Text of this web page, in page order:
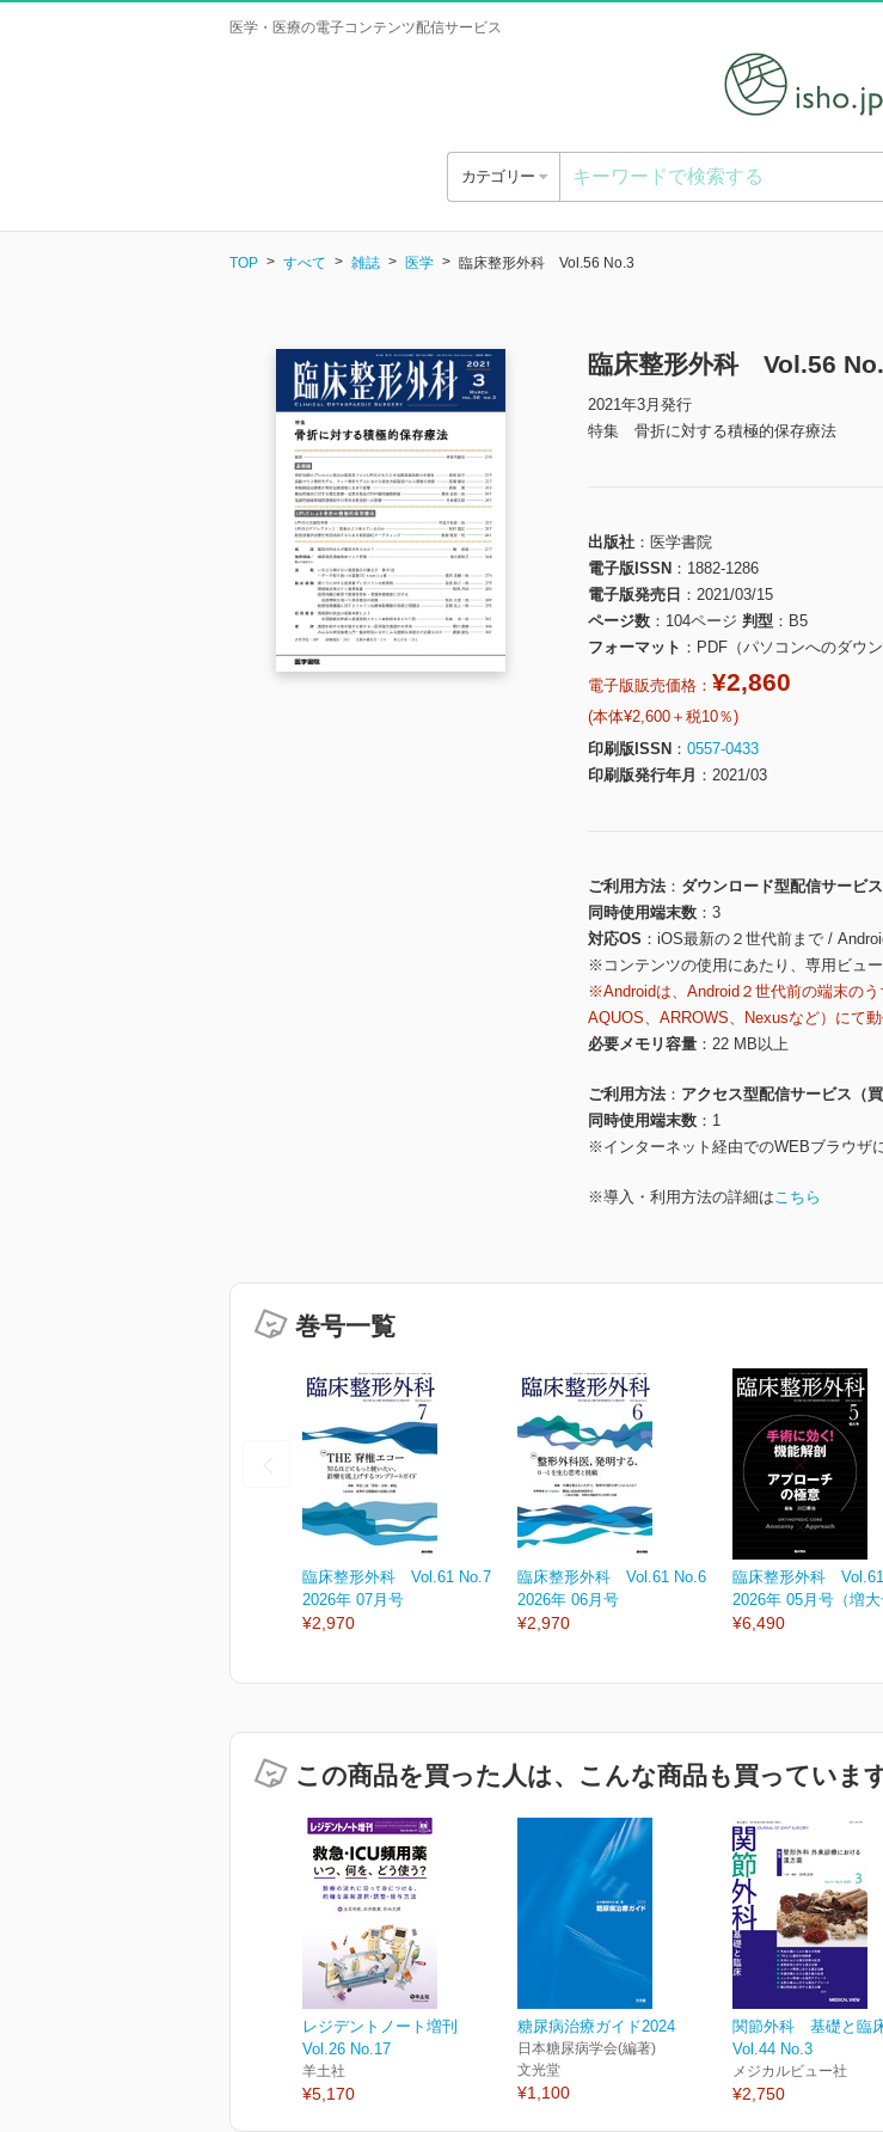
医学・医療の電子コンテンツ配信サービス
カテゴリー
TOP すべて 雑誌 医学 臨床整形外科 Vol.56 No.3
臨床整形外科 Vol.56
2021年3月発行
特集 骨折に対する積極的保存療法
出版社
医学書院
電子版ISSN
1882-1286
電子版発売日
2021/03/15
ページ数
104ページ 判型
B5
フォーマット
PDF（パソコンへのダウン
電子版販売価格： ¥2,860
(本体¥2,600＋税10％)
印刷版ISSN
0557-0433
印刷版発行年月
2021/03
ご利用方法
ダウンロード型配信サービス
同時使用端末数
3
対応OS
iOS最新の２世代前まで /
※コンテンツの使用にあたり、専用ビュ
※Androidは、Android２世代前の端末の
AQUOS、ARROWS、Nexusなど）にて
必要メモリ容量
22 MB以上
ご利用方法
アクセス型配信サービス（買
同時使用端末数
1
※インターネット経由でのWEBブラウザ
※導入・利用方法の詳細はこちら
巻号一覧
臨床整形外科 Vol.61 No.7
2026年 07月号
¥2,970
臨床整形外科 Vol.61 No.6
2026年 06月号
¥2,970
臨床整形外科
2026年 05月号（増大
¥6,490
この商品を買った人は、こんな商品も買っています
レジデントノート増刊
Vol.26 No.17
羊土社
¥5,170
糖尿病治療ガイド2024
日本糖尿病学会(編著)
文光堂
¥1,100
関節外科 基礎と臨
Vol.44 No.3
メジカルビュー社
¥2,750